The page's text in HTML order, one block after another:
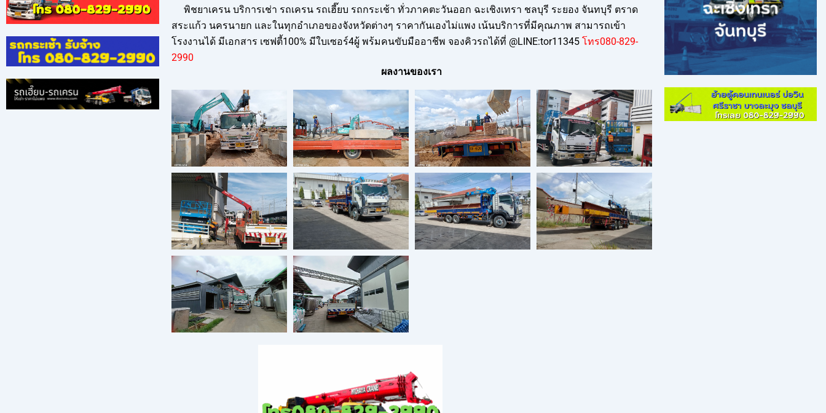
พิชยาเครน บริการเช่า รถเครน รถเฮี๊ยบ รถกระเช้า ทั่วภาคตะวันออก ฉะเชิงเทรา ชลบุรี ระยอง จันทบุรี ตราด
สระแก้ว นครนายก และในทุกอำเภอของจังหวัดต่างๆ ราคากันเองไม่แพง เน้นบริการที่มีคุณภาพ สามารถเข้า
โรงงานได้ มีเอกสาร เซฟตี้100% มีใบเซอร์4ผู้ พร้มคนขับมืออาชีพ จองคิวรถได้ที่ @LINE:tor11345 โทร080-829-
2990
ผลงานของเรา